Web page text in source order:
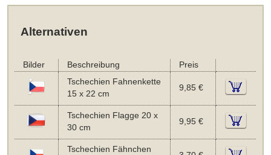
Alternativen
Bilder Beschreibung
Preis
Tschechien Fahnenkette
15 x 22 cm
9,85 €
Tschechien Flagge 20 x
30 cm
9,95 €
Tschechien Fähnchen